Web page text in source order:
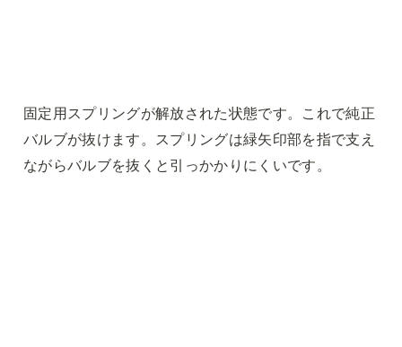
固定用スプリングが解放された状態です。これで純正
バルブが抜けます。スプリングは緑矢印部を指で支え
ながらバルブを抜くと引っかかりにくいです。